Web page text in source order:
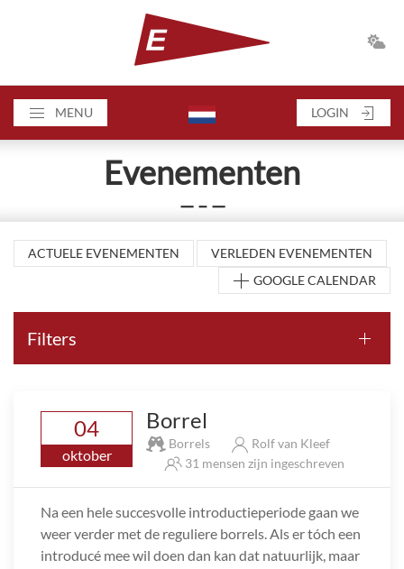
MENU LOGIN
Evenementen
— – —
ACTUELE EVENEMENTEN
VERLEDEN EVENEMENTEN
GOOGLE CALENDAR
Filters
04
oktober
Borrel
Borrels
Rolf van Kleef
31 mensen zijn ingeschreven
Na een hele succesvolle introductieperiode gaan we
weer verder met de reguliere borrels. Als er tóch een
introducé mee wil doen dan kan dat natuurlijk, maar